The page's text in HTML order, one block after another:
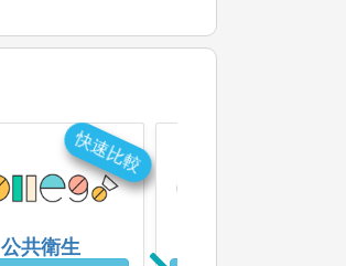
公共衛生
快速比較